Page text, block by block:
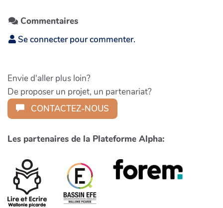
Commentaires
Se connecter pour commenter.
Envie d'aller plus loin?
De proposer un projet, un partenariat?
CONTACTEZ-NOUS
Les partenaires de la Plateforme Alpha: